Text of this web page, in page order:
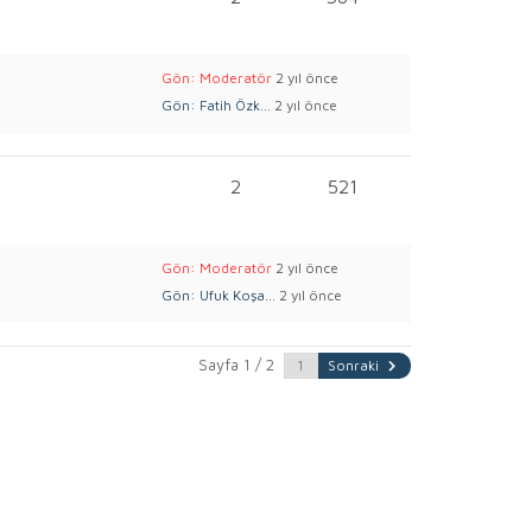
Gön: Moderatör 2 yıl önce
Gön: Fatih Özk... 2 yıl önce
521
2
Gön: Moderatör 2 yıl önce
Gön: Ufuk Koşa... 2 yıl önce
Sayfa 1 / 2 Sonraki